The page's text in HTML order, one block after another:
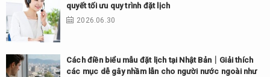
quyết tối ưu quy trình đặt lịch
2026.06.30
Cách điền biểu mẫu đặt lịch tại Nhật Bản｜Giải thích
các mục dễ gây nhầm lẫn cho người nước ngoài như